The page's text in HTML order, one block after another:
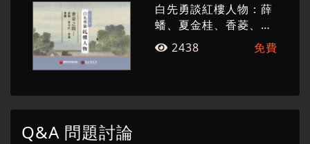
白先勇談紅樓人物：薛
蟠、夏金桂、香菱、寶
蟾 2438 免費
Q&A 問題討論